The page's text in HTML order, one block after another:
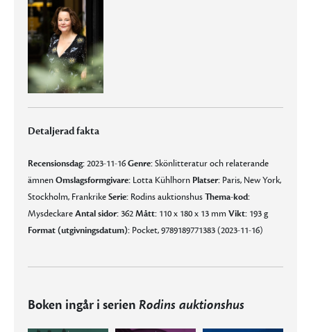
Detaljerad fakta
Recensionsdag:2023-11-16Genre:Skönlitteratur och relaterande
ämnenOmslagsformgivare: Lotta Kühlhorn Platser: Paris, New York,
Stockholm, FrankrikeSerie: Rodins auktionshusThema-kod:
MysdeckareAntal sidor:362Mått: 110 x 180 x 13 mmVikt: 193 g
Format (utgivningsdatum): Pocket, 9789189771383 (2023-11-16)
Boken ingår i serien Rodins auktionshus